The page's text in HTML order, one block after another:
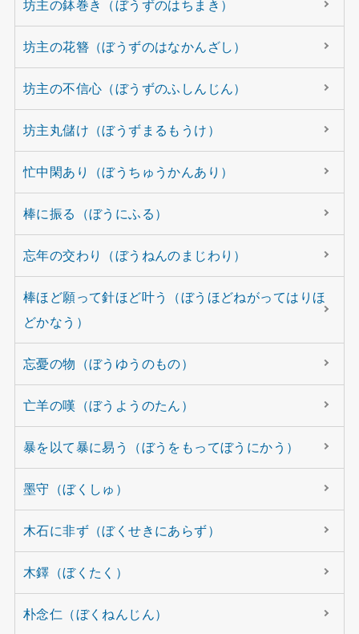
坊主の鉢巻き（ぼうずのはちまき）
坊主の花簪（ぼうずのはなかんざし）
坊主の不信心（ぼうずのふしんじん）
坊主丸儲け（ぼうずまるもうけ）
忙中閑あり（ぼうちゅうかんあり）
棒に振る（ぼうにふる）
忘年の交わり（ぼうねんのまじわり）
棒ほど願って針ほど叶う（ぼうほどねがってはりほ
どかなう）
忘憂の物（ぼうゆうのもの）
亡羊の嘆（ぼうようのたん）
暴を以て暴に易う（ぼうをもってぼうにかう）
墨守（ぼくしゅ）
木石に非ず（ぼくせきにあらず）
木鐸（ぼくたく）
朴念仁（ぼくねんじん）